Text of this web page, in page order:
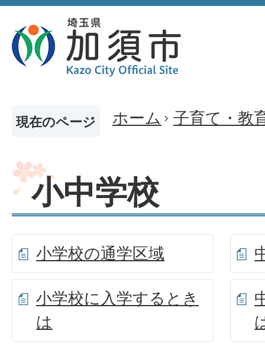
現在のページ ホーム 子育て・教
小中学校
小学校の通学区域
小学校に入学するとき
は